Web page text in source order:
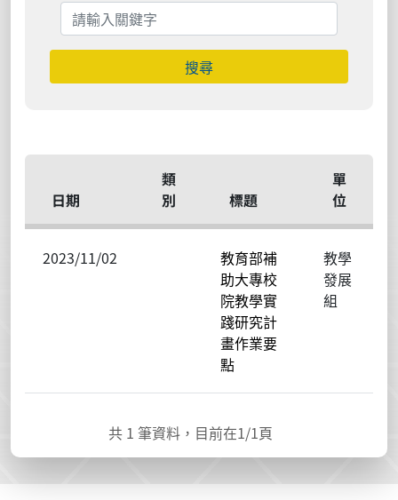
搜尋
日期
類
別
標題
單
位
2023/11/02
教育部補
助大專校
院教學實
踐研究計
畫作業要
點
教學
發展
組
共 1 筆資料，目前在1/1頁